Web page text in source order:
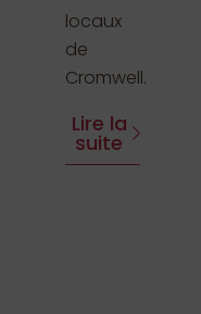
locaux
de
Cromwell.
Lire la
suite